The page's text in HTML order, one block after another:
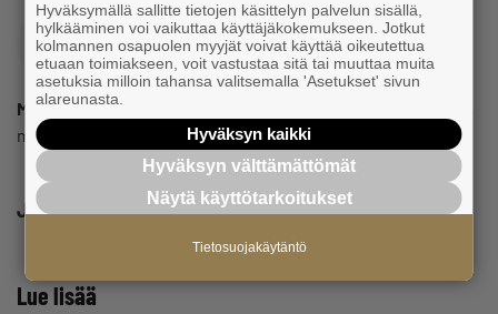
Milla Rautiainen
milla.rautiainen@yrittajat.fi
Jaa
Lue lisää
Hyväksymällä sallitte tietojen käsittelyn palvelun sisällä,
hylkääminen voi vaikuttaa käyttäjäkokemukseen. Jotkut
kolmannen osapuolen myyjät voivat käyttää oikeutettua
etuaan toimiakseen, voit vastustaa sitä tai muuttaa muita
asetuksia milloin tahansa valitsemalla 'Asetukset' sivun
alareunasta.
Hyväksyn kaikki
Hyväksyn välttämättömät
Näytä käyttötarkoitukset
Tietosuojakäytäntö